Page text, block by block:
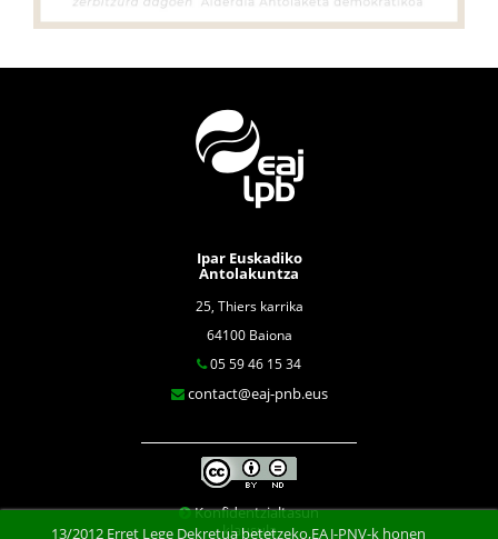
Ipar Euskadiko
Antolakuntza
25, Thiers karrika
64100 Baiona
05 59 46 15 34
contact@eaj-pnb.eus
Konfidentzialtasun
klausula
13/2012 Erret Lege Dekretua betetzeko,EAJ-PNV-k honen